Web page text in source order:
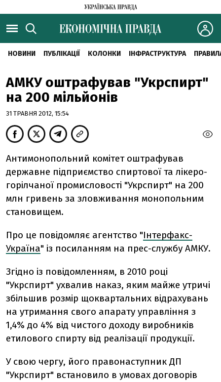
НОВИНИ ПУБЛІКАЦІЇ КОЛОНКИ ІНФРАСТРУКТУРА
АМКУ оштрафував "Укрспирт"
на 200 мільйонів
31 ТРАВНЯ 2012, 15:54
Антимонопольний комітет оштрафував
державне підприємство спиртової та лікеро-
горілчаної промисловості "Укрспирт" на 200
млн гривень за зловживання монопольним
становищем.
Про це повідомляє агентство "Інтерфакс-
Україна" із посиланням на прес-службу АМКУ.
Згідно із повідомленням, в 2010 році
"Укрспирт" ухвалив наказ, яким майже утричі
збільшив розмір щоквартальних відрахувань
на утримання свого апарату управління з
1,4% до 4% від чистого доходу виробників
етилового спирту від реалізації продукції.
У свою чергу, його правонаступник ДП
"Укрспирт" встановило в умовах договорів